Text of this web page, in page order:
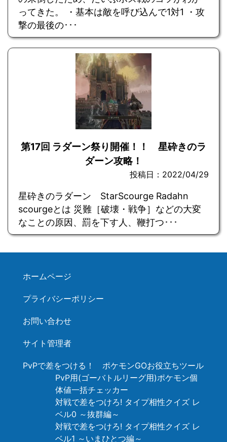
ってきた。 ・基本は敵を呼び込んで1対1 ・攻
撃の最後の･･･
第17回 ラダーン祭り開催！！ 星砕きのラ
ダーン攻略！
投稿日：2022/04/29
星砕きのラダーン StarScourge Radahn
scourgeとは 災難［破壊・戦争］などの大変
なことの原因、罰を下す人、鞭打つ･･･
ホームページ
プライバシーポリシー
お問い合わせ
サイト管理者
PvPで差をつける！ ポケモンGOお役立ちツール
PvP用(ゴーバトルリーグ用)ポケモン個
体値一括チェッカー
対戦で差をつけろ! タイプ相性クイズ レ
ベル0 ～抜群編～
対戦で差をつけろ! タイプ相性クイズ レ
ベル1 ～いまひとつ編～